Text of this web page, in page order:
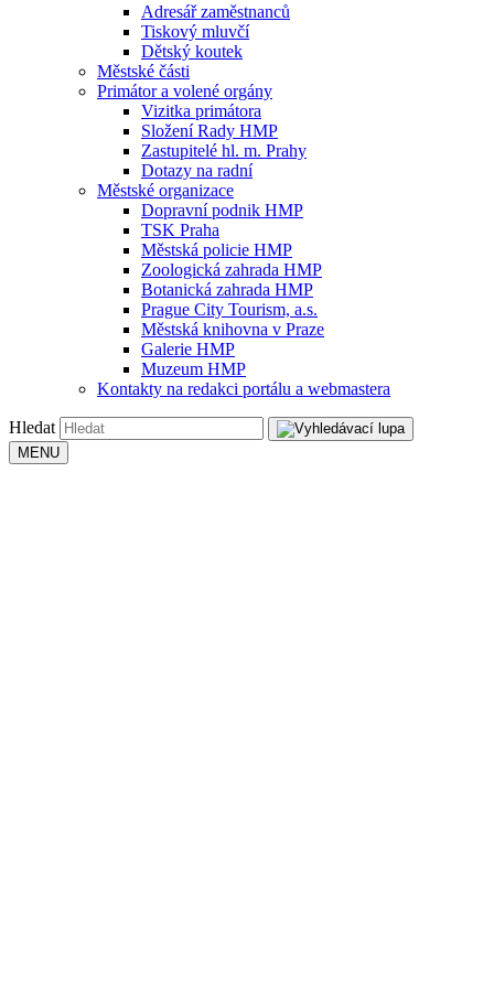
Adresář zaměstnanců
Tiskový mluvčí
Dětský koutek
Městské části
Primátor a volené orgány
Vizitka primátora
Složení Rady HMP
Zastupitelé hl. m. Prahy
Dotazy na radní
Městské organizace
Dopravní podnik HMP
TSK Praha
Městská policie HMP
Zoologická zahrada HMP
Botanická zahrada HMP
Prague City Tourism, a.s.
Městská knihovna v Praze
Galerie HMP
Muzeum HMP
Kontakty na redakci portálu a webmastera
Hledat
MENU